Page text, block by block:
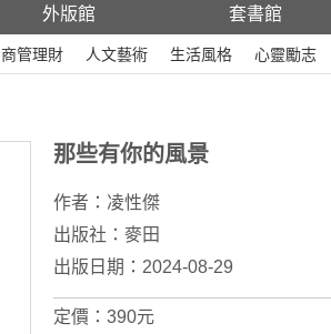
外版館 套書館
商管理財 人文藝術 生活風格 心靈勵志
那些有你的風景
作者： 凌性傑
出版社： 麥田
出版日期：2024-08-29
定價：390元